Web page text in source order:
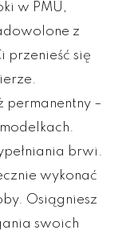
w PMU,
z
przenieść się
permanentny –
brwi.
wykonać
Osiągniesz
swoich